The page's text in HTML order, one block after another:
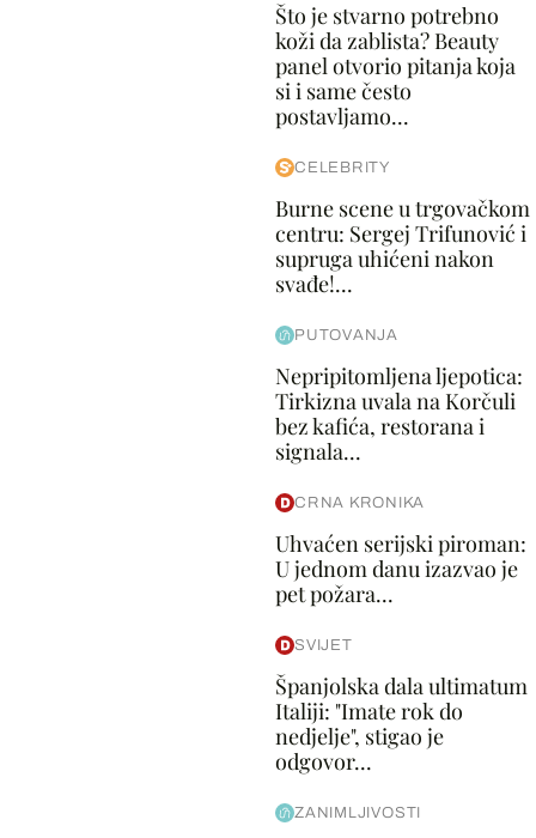
Što je stvarno potrebno
koži da zablista? Beauty
panel otvorio pitanja koja
si i same često
postavljamo...
CELEBRITY
Burne scene u trgovačkom
centru: Sergej Trifunović i
supruga uhićeni nakon
svađe!...
PUTOVANJA
Nepripitomljena ljepotica:
Tirkizna uvala na Korčuli
bez kafića, restorana i
signala...
CRNA KRONIKA
Uhvaćen serijski piroman:
U jednom danu izazvao je
pet požara...
SVIJET
Španjolska dala ultimatum
Italiji: "Imate rok do
nedjelje", stigao je
odgovor...
ZANIMLJIVOSTI